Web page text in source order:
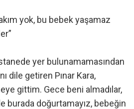
yok, bu bebek yaşamaz
yer bulunamamasından
dile getiren Pınar Kara,
gittim. Gece beni almadılar,
burada doğurtamayız, bebeğin